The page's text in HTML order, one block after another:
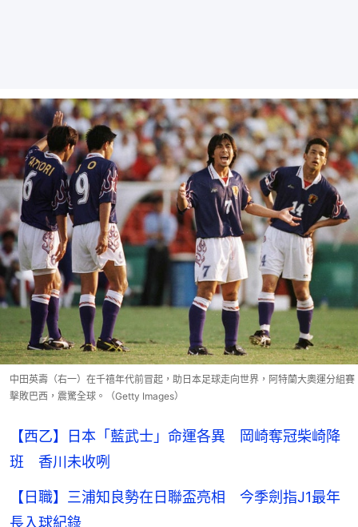
中田英壽（右一）在千禧年代前冒起，助日本足球走向世界，阿特蘭大奧運分組賽
擊敗巴西，震驚全球。（Getty Images）
【西乙】日本「藍武士」命運各異 岡崎奪冠柴崎降
班 香川未收咧
【日職】三浦知良勢在日聯盃亮相 今季劍指J1最年
長入球紀錄